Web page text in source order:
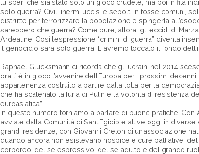
tu speri che sia stato solo un gioco crudele, ma poi in fila
solo guerra? Civili inermi uccisi e sepolti in fosse comuni,
distrutte per terrorizzare la popolazione e spingerla
sarebbero che guerra? Come pure, allora, gli eccidi di
Ardeatine. Così l’espressione “crimini di guerra” diventa
il genocidio sarà solo guerra. E avremo toccato il fondo
Raphaël Glucksmann ci ricorda che gli ucraini nel 2014
ora lì è in gioco l’avvenire dell’Europa per i prossimi
appartenenza costruito a partire dalla lotta per la
che ha scatenato la furia di Putin e la volontà di resistenza
euroasiatica”.
In questo numero torniamo a parlare di buone pratiche. Con
avviate dalla Comunità di Sant'Egidio e attive oggi in
grandi residenze; con Giovanni Creton di un’associazione
quando ancora non esistevano hospice e cure palliative;
corporeo, del sé espressivo, del sé adulto e del grande